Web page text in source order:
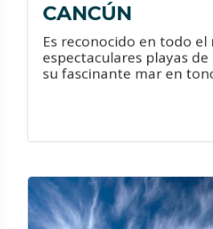
CANCÚN
Es reconocido en todo
espectaculares playas
su fascinante mar en